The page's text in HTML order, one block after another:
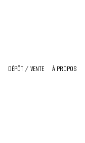
DÉPÔT / VENTE À PROPOS